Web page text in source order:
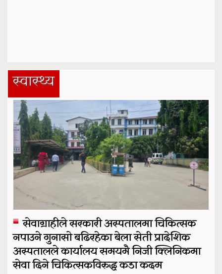
स्वास्थ्य
सेवाग्राहीले सरकारी अस्पतालमा चिकित्सक
नपाउने गुनासो बढिरहेका बेला सेती प्रादेशिक
अस्पतालले कार्यालय समयमै निजी क्लिनिकमा
सेवा दिने चिकित्सकविरुद्ध कडा कदम